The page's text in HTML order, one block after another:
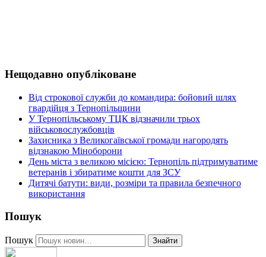
Нещодавно опубліковане
Від строкової служби до командира: бойовий шлях
гвардійця з Тернопільщини
У Тернопільському ТЦК відзначили трьох
військовослужбовців
Захисника з Великогаївської громади нагородять
відзнакою Міноборони
День міста з великою місією: Тернопіль підтримуватиме
ветеранів і збиратиме кошти для ЗСУ
Дитячі батути: види, розміри та правила безпечного
використання
Пошук
Пошук Знайти